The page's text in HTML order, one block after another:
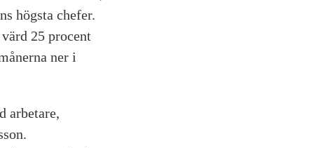
högsta chefer.
25 procent
ner i
arbetare,